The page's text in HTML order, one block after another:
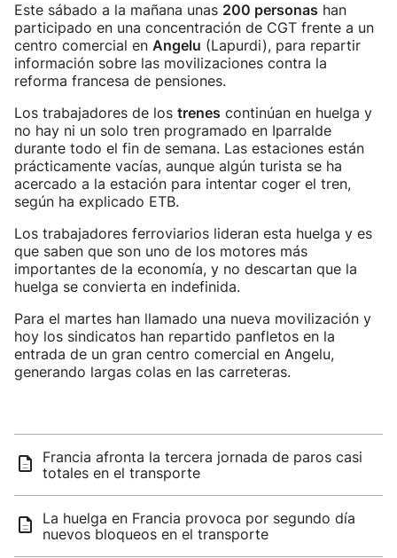
Este sábado a la mañana unas 200 personas han
participado en una concentración de CGT frente a un
centro comercial en Angelu (Lapurdi), para repartir
información sobre las movilizaciones contra la
reforma francesa de pensiones.
Los trabajadores de los trenes continúan en huelga y
no hay ni un solo tren programado en Iparralde
durante todo el fin de semana. Las estaciones están
prácticamente vacías, aunque algún turista se ha
acercado a la estación para intentar coger el tren,
según ha explicado ETB.
Los trabajadores ferroviarios lideran esta huelga y es
que saben que son uno de los motores más
importantes de la economía, y no descartan que la
huelga se convierta en indefinida.
Para el martes han llamado una nueva movilización y
hoy los sindicatos han repartido panfletos en la
entrada de un gran centro comercial en Angelu,
generando largas colas en las carreteras.
Francia afronta la tercera jornada de paros casi
totales en el transporte
La huelga en Francia provoca por segundo día
nuevos bloqueos en el transporte